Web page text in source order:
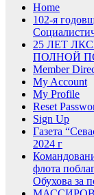
Home
102-я
25 ЛЕТ
ПОЛНОЙ
Member
My Account
My Profile
Reset
Sign Up
Газета
2024 г
флота
Обухова за